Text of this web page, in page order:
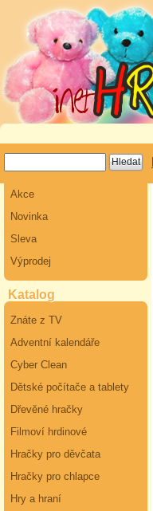
Akce
Novinka
Sleva
Výprodej
Katalog
Znáte z TV
Adventní kalendáře
Cyber Clean
Dětské počítače a tablety
Dřevěné hračky
Filmoví hrdinové
Hračky pro děvčata
Hračky pro chlapce
Hry a hraní